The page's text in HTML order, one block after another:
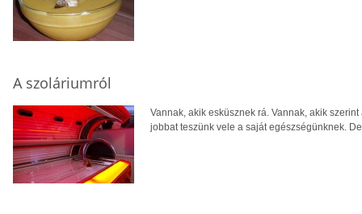
A szoláriumról
Vannak, akik esküsznek rá. Vannak, akik
jobbat teszünk vele a saját egészségünknek.